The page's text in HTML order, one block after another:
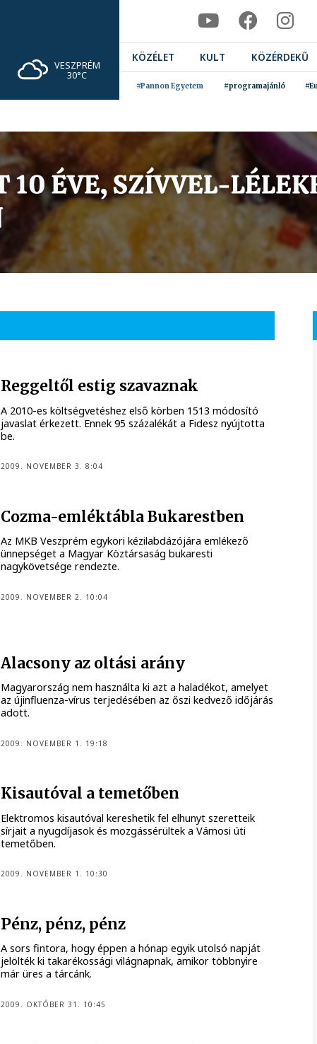
VESZPRÉM
30°C
KÖZÉLET KULT KÖZÉRDEKŰ
#Pannon Egyetem #programajánló
Reggeltől estig szavaznak
A 2010-es költségvetéshez első körben 1513 módosító
javaslat érkezett. Ennek 95 százalékát a Fidesz nyújtotta
be.
2009. NOVEMBER 3. 8:04
Cozma-emléktábla Bukarestben
Az MKB Veszprém egykori kézilabdázójára emlékező
ünnepséget a Magyar Köztársaság bukaresti
nagykövetsége rendezte.
2009. NOVEMBER 2. 10:04
Alacsony az oltási arány
Magyarország nem használta ki azt a haladékot, amelyet
az újinfluenza-vírus terjedésében az őszi kedvező időjárás
adott.
2009. NOVEMBER 1. 19:18
Kisautóval a temetőben
Elektromos kisautóval kereshetik fel elhunyt szeretteik
sírjait a nyugdíjasok és mozgássérültek a Vámosi úti
temetőben.
2009. NOVEMBER 1. 10:30
Pénz, pénz, pénz
A sors fintora, hogy éppen a hónap egyik utolsó napját
jelölték ki takarékossági világnapnak, amikor többnyire
már üres a tárcánk.
2009. OKTÓBER 31. 10:45